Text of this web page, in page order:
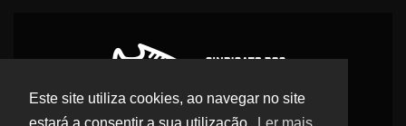
Este site utiliza cookies, ao navegar no site